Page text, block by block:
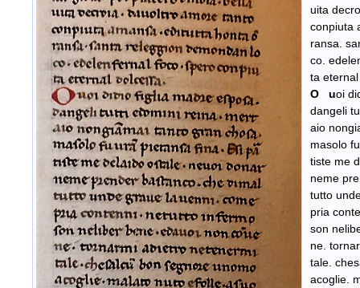
uita
conpiuta
ransa.
co.
ta
O uoi
dangeli
aio
masolo
tiste me
neme
tutto
pria
son
ne.
tale.
acoglie.